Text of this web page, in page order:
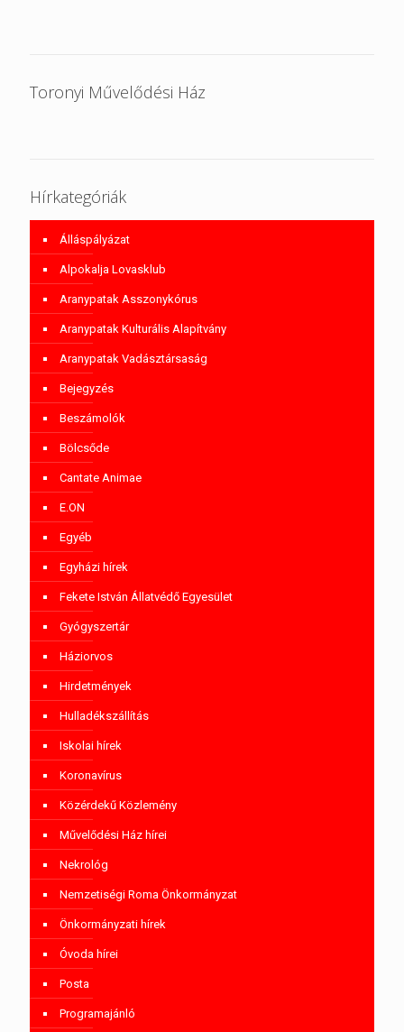
Toronyi Művelődési Ház
Hírkategóriák
Álláspályázat
Alpokalja Lovasklub
Aranypatak Asszonykórus
Aranypatak Kulturális Alapítvány
Aranypatak Vadásztársaság
Bejegyzés
Beszámolók
Bölcsőde
Cantate Animae
E.ON
Egyéb
Egyházi hírek
Fekete István Állatvédő Egyesület
Gyógyszertár
Háziorvos
Hirdetmények
Hulladékszállítás
Iskolai hírek
Koronavírus
Közérdekű Közlemény
Művelődési Ház hírei
Nekrológ
Nemzetiségi Roma Önkormányzat
Önkormányzati hírek
Óvoda hírei
Posta
Programajánló